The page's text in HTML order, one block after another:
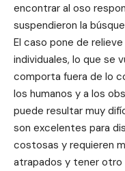
encontrar al oso
suspendieron la
El caso pone de
individuales, lo que se
comporta fuera de lo
los humanos y a los
puede resultar muy
son excelentes para
costosas y requieren
atrapados y tener